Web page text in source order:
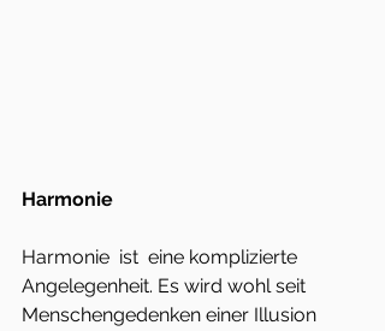
Harmonie
Harmonie  ist  eine komplizierte
Angelegenheit. Es wird wohl seit
Menschengedenken einer Illusion